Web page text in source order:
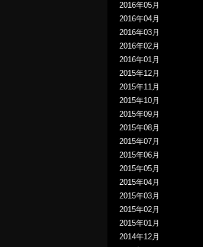
2016年05月
2016年04月
2016年03月
2016年02月
2016年01月
2015年12月
2015年11月
2015年10月
2015年09月
2015年08月
2015年07月
2015年06月
2015年05月
2015年04月
2015年03月
2015年02月
2015年01月
2014年12月